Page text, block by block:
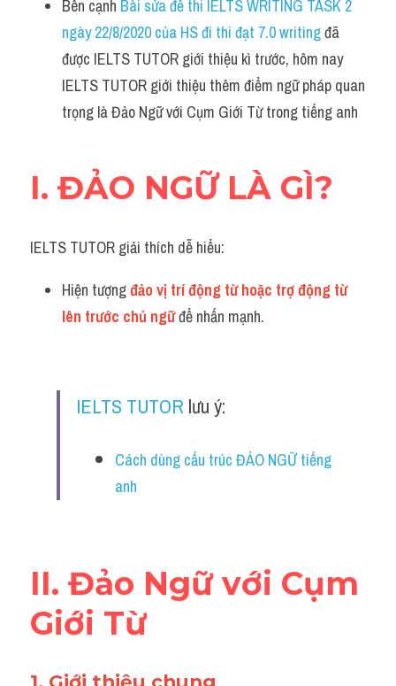
Idiom
Grammar
Collocation
Cách dùng từ
Đề thi thật Task 2
Speaking
Vocabulary
Bên cạnh Bài sửa đề thi IELTS WRITING TASK 2
ngày 22/8/2020 của HS đi thi đạt 7.0 writing đã
được IELTS TUTOR giới thiệu kì trước, hôm nay
IELTS TUTOR giới thiệu thêm điểm ngữ pháp quan
trọng là Đảo Ngữ với Cụm Giới Từ trong tiếng anh
I. ĐẢO NGỮ LÀ GÌ?
IELTS TUTOR giải thích dễ hiểu:
Hiện tượng đảo vị trí động từ hoặc trợ động từ
lên trước chủ ngữ để nhấn mạnh.
IELTS TUTOR lưu ý:
Cách dùng cấu trúc ĐẢO NGỮ tiếng
anh
II. Đảo Ngữ với Cụm
Giới Từ